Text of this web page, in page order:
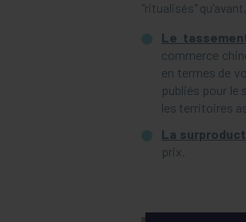
"ritualisés"
Le
commerce
en termes de
publiés pour le
les territoires
La
prix.